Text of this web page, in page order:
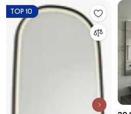
TOP 10